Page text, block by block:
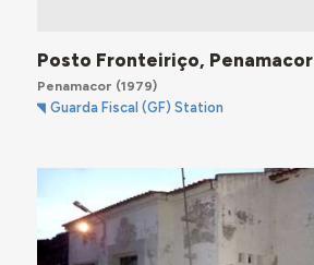
Posto Fronteiriço, Penamacor
Penamacor (1979)
Guarda Fiscal (GF) Station